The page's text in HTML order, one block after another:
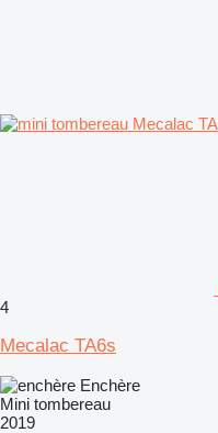
4
Mecalac TA6s
Enchère
Mini tombereau
2019